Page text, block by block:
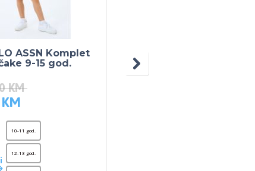
ASSN Komplet
9-15 god.
KM
KM
10-11 god.
12-13 god.
US POLO ASSN